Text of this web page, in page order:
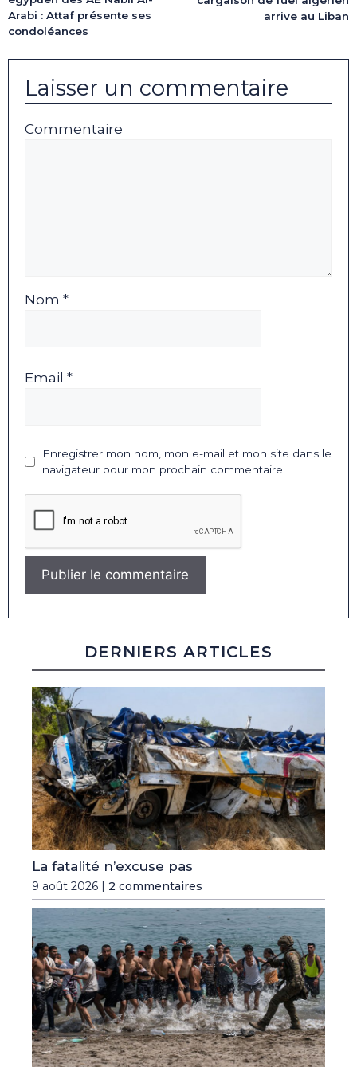
Arabi : Attaf présente ses
condoléances
arrive au Liban
Laisser un commentaire
Commentaire
Nom *
Email *
Enregistrer mon nom, mon e-mail et mon site dans le
navigateur pour mon prochain commentaire.
DERNIERS ARTICLES
La fatalité n’excuse pas
9 août 2026 | 2 commentaires